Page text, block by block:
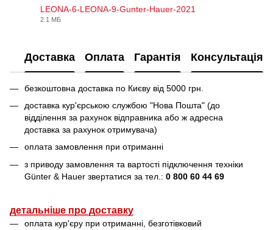
LEONA-6-LEONA-9-Gunter-Hauer-2021
2.1 МБ
Доставка Оплата Гарантія Консультація
безкоштовна доставка по Києву від 5000 грн.
доставка кур'єрською службою "Нова Пошта" (до
відділення за рахунок відправника або ж адресна
доставка за рахунок отримувача)
оплата замовлення при отриманні
з приводу замовлення та вартості підключення техніки
Günter & Hauer звертатися за тел.: 0 800 60 44 69
детальніше про доставку
оплата кур'єру при отриманні, безготівковий